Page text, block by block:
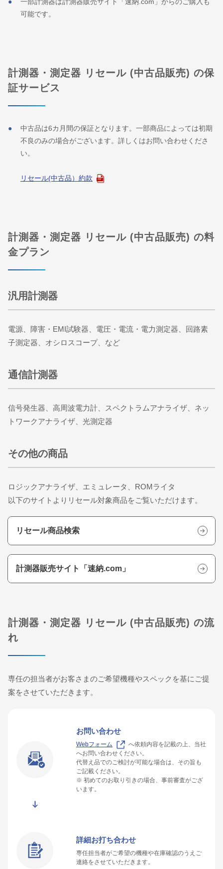
可能です。
計測器・測定器 リセール (中古品販売) の保
証サービス
中古品は6カ月間の保証となります。一部商品によっては初期
不良のみの場合がございます。詳しくはお問い合わせくださ
い。
リセール(中古品）約款
計測器・測定器 リセール (中古品販売) の料
金プラン
汎用計測器
電源、障害・EMI試験器、電圧・電流・電力測定器、回路素
子測定器、オシロスコープ、など
通信計測器
​​​​​​​信号発生器、高周波電力計、スペクトラムアナライザ、ネッ
トワークアナライザ、光測定器
その他の商品
ロジックアナライザ、エミュレータ、ROMライタ
以下のサイトよりリセール対象商品をご覧いただけます。
リセール商品検索
計測器販売サイト「速納.com」
計測器・測定器 リセール (中古品販売) の流
れ
専任の担当者がお客さまのご希望機種やスペックを基にご提
案をさせていただきます。
お問い合わせ
Webフォーム
へ依頼内容を記載の上、当社
へお問い合わせください。
代替え品でのご検討が可能な場合は、その旨も
ご記載ください。
※ 初めてのお取り引きの場合、事前審査がござ
います。
詳細お打ち合わせ
専任担当者がご希望の機種や在庫確認のうえご
連絡をさせていただきます。